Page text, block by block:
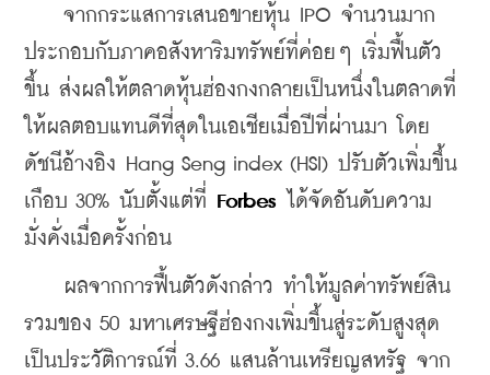
จากกระแสการเสนอขายหุ้น IPO จำนวนมาก
ประกอบกับภาคอสังหาริมทรัพย์ที่ค่อยๆ เริ่มฟื้นตัว
ขึ้น ส่งผลให้ตลาดหุ้นฮ่องกงกลายเป็นหนึ่งในตลาดที่
ให้ผลตอบแทนดีที่สุดในเอเชียเมื่อปีที่ผ่านมา โดย
ดัชนีอ้างอิง Hang Seng index (HSI) ปรับตัวเพิ่มขึ้น
เกือบ 30% นับตั้งแต่ที่ Forbes
ได้จัดอันดับความ
มั่งคั่งเมื่อครั้งก่อน
ผลจากการฟื้นตัวดังกล่าว ทำให้มูลค่าทรัพย์สิน
รวมของ 50 มหาเศรษฐีฮ่องกงเพิ่มขึ้นสู่ระดับสูงสุด
เป็นประวัติการณ์ที่ 3.66 แสนล้านเหรียญสหรัฐ จาก